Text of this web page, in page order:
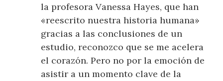
la profesora Vanessa Hayes, que han
«reescrito nuestra historia humana»
gracias a las conclusiones de un
estudio, reconozco que se me acelera
el corazón. Pero no por la emoción de
asistir a un momento clave de la